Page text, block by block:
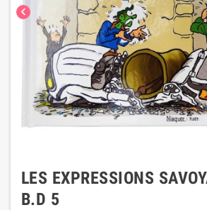

LES EXPRESSIONS
B.D 5